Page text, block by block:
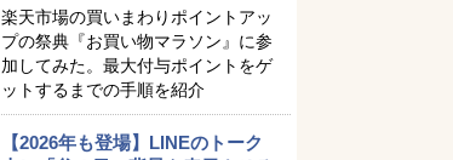
楽天市場の買いまわりポイントアッ
プの祭典『お買い物マラソン』に参
加してみた。最大付与ポイントをゲ
ットするまでの手順を紹介
【2026年も登場】LINEのトーク